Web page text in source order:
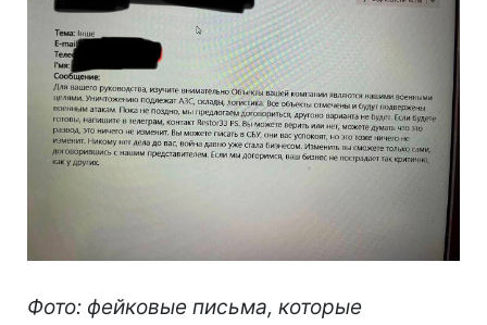
Фото: фейковые письма, которые